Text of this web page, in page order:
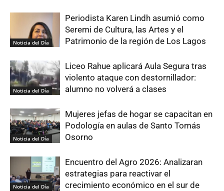
Noticia del Día
Periodista Karen Lindh asumió como
Seremi de Cultura, las Artes y el
Patrimonio de la región de Los Lagos
Noticia del Día
Liceo Rahue aplicará Aula Segura tras
violento ataque con destornillador:
alumno no volverá a clases
Noticia del Día
Mujeres jefas de hogar se capacitan en
Podología en aulas de Santo Tomás
Osorno
Noticia del Día
Encuentro del Agro 2026: Analizaran
estrategias para reactivar el
crecimiento económico en el sur de